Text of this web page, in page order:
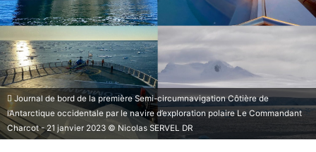
Journal de bord de la première Semi-circumnavigation Côtière de
l’Antarctique occidentale par le navire d’exploration polaire Le Commandant
Charcot - 21 janvier 2023 © Nicolas SERVEL DR